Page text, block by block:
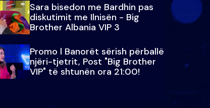
Sara bisedon me Bardhin pas
diskutimit me Ilnisën - Big
Brother Albania VIP 3
Promo l Banorët sërish përballë
njëri-tjetrit, Post "Big Brother
VIP" të shtunën ora 21:00!